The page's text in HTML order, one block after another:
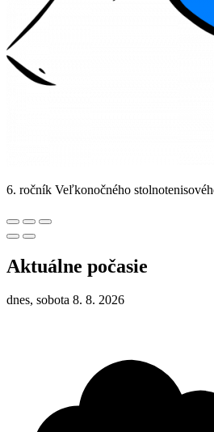
6. ročník Veľkonočného
Aktuálne počasie
dnes, sobota 8. 8. 2026